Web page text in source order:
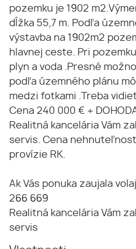
pozemku je 1902
dĺžka 55,7 m. Podľa
výstavba na 1902m2
hlavnej ceste. Pri
plyn a voda .Presné
podľa územného plánu
medzi fotkami .Treba
Cena 240 000 € +
Realitná kancelária Vám
servis. Cena
provízie RK.
Ak Vás ponuka zaujala
266 669
Realitná kancelária Vám
servis